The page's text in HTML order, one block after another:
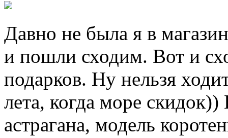
Давно не была я в
и пошли сходим. Вот и
подарков. Ну нельзя
лета, когда море
астрагана, модель